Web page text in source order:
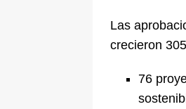
Las
crecieron
76